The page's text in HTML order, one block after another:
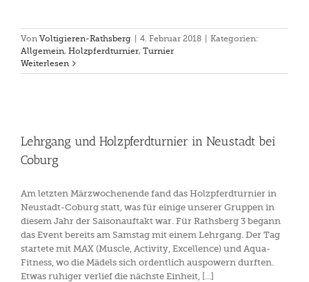
Von Voltigieren-Rathsberg | 4. Februar 2018 | Kategorien:
Allgemein, Holzpferdturnier, Turnier
Weiterlesen
Lehrgang und Holzpferdturnier in Neustadt bei
Coburg
Am letzten Märzwochenende fand das Holzpferdturnier in
Neustadt-Coburg statt, was für einige unserer Gruppen in
diesem Jahr der Saisonauftakt war. Für Rathsberg 3 begann
das Event bereits am Samstag mit einem Lehrgang. Der Tag
startete mit MAX (Muscle, Activity, Excellence) und Aqua-
Fitness, wo die Mädels sich ordentlich auspowern durften.
Etwas ruhiger verlief die nächste Einheit, [...]